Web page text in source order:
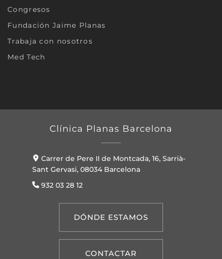
Congresos
Fundación Jaime Planas
Trabaja con nosotros
Med Tech
Clínica Planas Barcelona
Carrer de Pere II de Montcada, 16, Sarrià-
Sant Gervasi, 08034 Barcelona
932 03 28 12
DÓNDE ESTAMOS
CONTACTAR